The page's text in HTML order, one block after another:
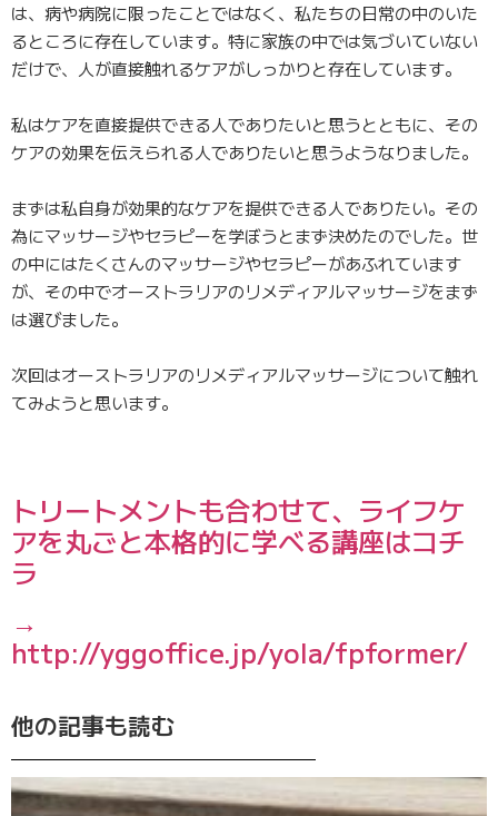
は、 病や病院に限ったことではなく、私たちの日常の中のいた
るところに存在しています。特に家族の中では気づいていない
だけで、
人が直接触れるケアがしっかりと存在しています。
私はケアを直接提供できる人でありたいと思うとともに、その
ケアの効果を伝えられる人でありたいと思うようなりました。
まずは私自身が効果的なケアを提供できる人でありたい。その
為にマッサージやセラピーを学ぼうとまず決めたのでした。世
の中にはたくさんのマッサージやセラピーがあふれています
が、その中でオーストラリアのリメディアルマッサージをまず
は選びました。
次回はオーストラリアのリメディアルマッサージについて触れ
てみようと思います。
トリートメントも合わせて、ライフケ
アを丸ごと本格的に学べる講座はコチ
ラ
→
http://yggoffice.jp/yola/fpformer/
他の記事も読む